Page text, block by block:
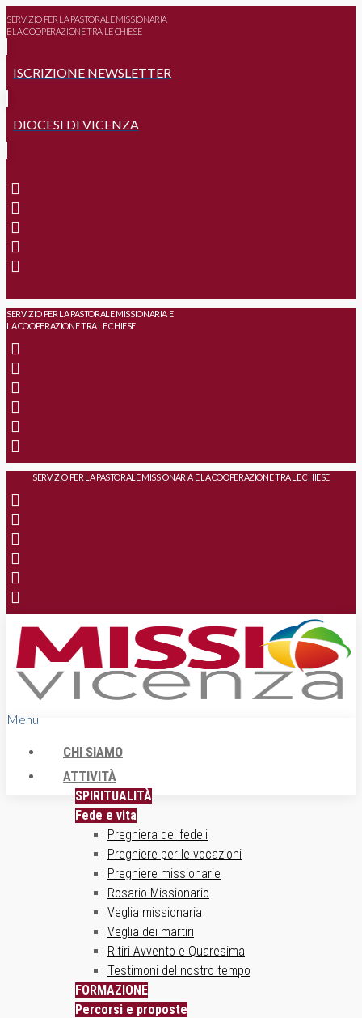
SERVIZIO PER LA PASTORALE MISSIONARIA
E LA COOPERAZIONE TRA LE CHIESE
ISCRIZIONE NEWSLETTER
DIOCESI DI VICENZA
SERVIZIO PER LA PASTORALE MISSIONARIA E
LA COOPERAZIONE TRA LE CHIESE
SERVIZIO PER LA PASTORALE MISSIONARIA E LA COOPERAZIONE TRA LE CHIESE
Menu
CHI SIAMO
ATTIVITÀ
SPIRITUALITÀ
Fede e vita
Preghiera dei fedeli
Preghiere per le vocazioni
Preghiere missionarie
Rosario Missionario
Veglia missionaria
Veglia dei martiri
Ritiri Avvento e Quaresima
Testimoni del nostro tempo
FORMAZIONE
Percorsi e proposte